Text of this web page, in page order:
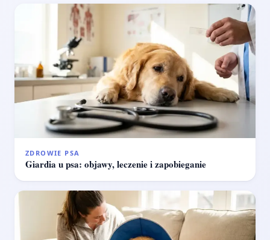
ZDROWIE PSA
Giardia u psa: objawy, leczenie i zapobieganie